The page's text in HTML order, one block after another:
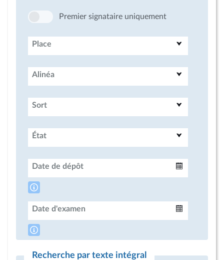
Premier signataire uniquement
Place
Alinéa
Sort
État
Date de dépôt
Date d'examen
Recherche par texte intégral